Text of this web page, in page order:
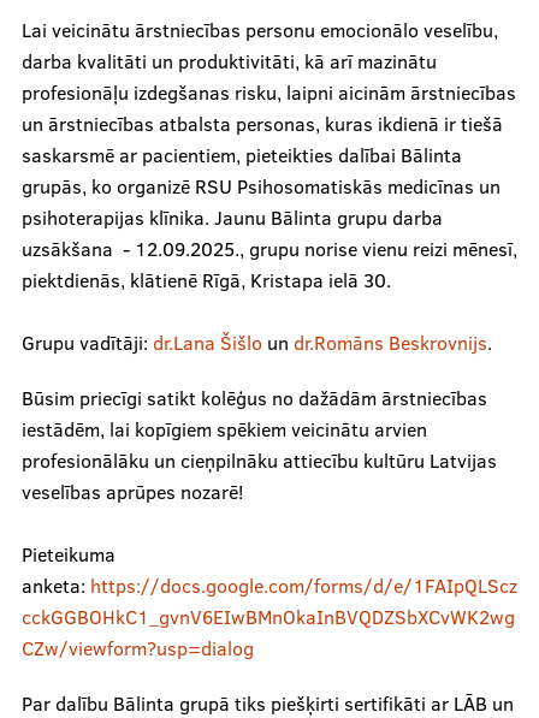
Ārstniecības personām
Apmācības un kursi
Bālinta grupas
Klīnisko gadījumu apraksti
Kontakti
Lai veicinātu ārstniecības personu emocionālo veselību,
darba kvalitāti un produktivitāti, kā arī mazinātu
profesionāļu izdegšanas risku, laipni aicinām ārstniecības
un ārstniecības atbalsta personas, kuras ikdienā ir tiešā
saskarsmē ar pacientiem, pieteikties dalībai Bālinta
grupās, ko organizē RSU Psihosomatiskās medicīnas un
psihoterapijas klīnika. Jaunu Bālinta grupu darba
uzsākšana - 12.09.2025., grupu norise vienu reizi mēnesī,
piektdienās, klātienē Rīgā, Kristapa ielā 30.
Grupu vadītāji: dr.Lana Šišlo un dr.Romāns Beskrovnijs.
Būsim priecīgi satikt kolēģus no dažādām ārstniecības
iestādēm, lai kopīgiem spēkiem veicinātu arvien
profesionālāku un cieņpilnāku attiecību kultūru Latvijas
veselības aprūpes nozarē!
Pieteikuma
anketa: https://docs.google.com/forms/d/e/1FAIpQLScz
cckGGBOHkC1_gvnV6EIwBMnOkaInBVQDZSbXCvWK2wg
CZw/viewform?usp=dialog
Par dalību Bālinta grupā tiks piešķirti sertifikāti ar LĀB un